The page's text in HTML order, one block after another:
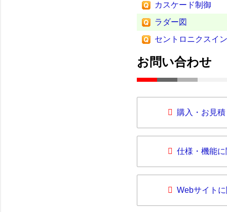
カスケード制御
ラダー図
セントロニクスイ
お問い合わせ
購入・お見
仕様・機能
Webサイト